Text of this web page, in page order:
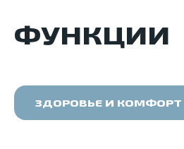
ФУНКЦИИ
ЗДОРОВЬЕ И КОМФОРТ